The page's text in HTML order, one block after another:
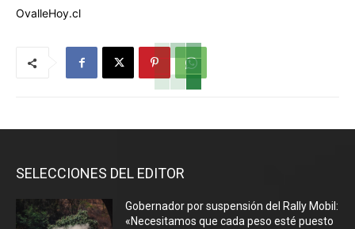
OvalleHoy.cl
SELECCIONES DEL EDITOR
Gobernador por suspensión del Rally Mobil:
«Necesitamos que cada peso esté puesto